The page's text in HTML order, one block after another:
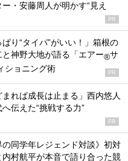
・安藤周人が明かす“見え
PR
ぱり“タイパ”がいい！」箱根の
神野大地が語る「エアー®サ
ショニング術 PR
まれば成長は止まる」西内悠人
伝えた“挑戦する力”
PR
の同学年レジェンド対談》初対
村航平が本音で語り合った競